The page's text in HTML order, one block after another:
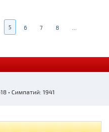
5 6 7 8
• Симпатий: 1941